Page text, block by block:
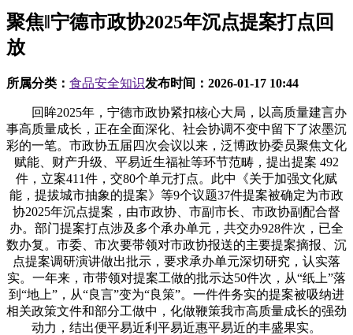
聚焦‖宁德市政协2025年沉点提案打点回
放
所属分类： 食品安全知识发布时间： 2026-01-17 10:44
回眸2025年，宁德市政协紧扣核心大局，以高质量建言办
事高质量成长，正在全面深化、社会协调不变中留下了浓墨沉
彩的一笔。市政协五届四次会议以来，泛博政协委员聚焦文化
赋能、财产升级、平易近生福祉等环节范畴，提出提案 492
件，立案411件，交80个单元打点。此中《关于加强文化赋
能，提拔城市抽象的提案》等9个议题37件提案被确定为市政
协2025年沉点提案，由市政协、市副市长、市政协副配合督
办。部门提案打点涉及多个承办单元，共交办928件次，已全
数办复。市委、市次要带领对市政协报送的主要提案摘报、沉
点提案调研演讲做出批示，要求承办单元深切研究，认实落
实。一年来，市带领对提案工做的批示达50件次，从“纸上”落
到“地上”，从“良言”变为“良策”。一件件务实的提案被吸纳进
相关政策文件和部分工做中，化做鞭策我市高质量成长的强劲
动力，结出便平易近利平易近惠平易近的丰盛果实。